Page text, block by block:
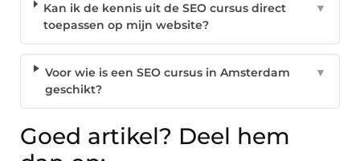
Kan ik de kennis uit de SEO cursus direct
toepassen op mijn website?
▼
Voor wie is een SEO cursus in Amsterdam
geschikt?
▼
Goed artikel? Deel hem